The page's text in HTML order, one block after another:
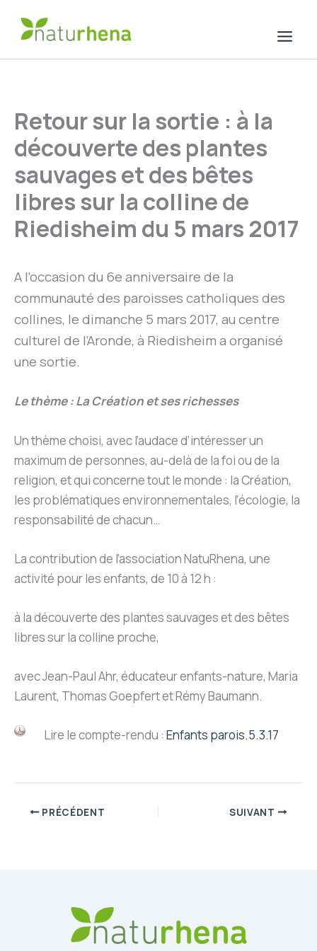
Retour sur la sortie : à la
découverte des plantes
sauvages et des bêtes
libres sur la colline de
Riedisheim du 5 mars 2017
A l’occasion du 6e anniversaire de la
communauté des paroisses catholiques des
collines, le dimanche 5 mars 2017, au centre
culturel de l’Aronde, à Riedisheim a organisé
une sortie.
Le thème : La Création et ses richesses
Un thème choisi, avec l’audace d’intéresser un
maximum de personnes, au-delà de la foi ou de la
religion, et qui concerne tout le monde : la Création,
les problématiques environnementales, l’écologie, la
responsabilité de chacun…
La contribution de l’association NatuRhena, une
activité pour les enfants, de 10 à 12 h :
à la découverte des plantes sauvages et des bêtes
libres sur la colline proche,
avec Jean-Paul Ahr, éducateur enfants-nature, Maria
Laurent, Thomas Goepfert et Rémy Baumann.
Lire le compte-rendu : Enfants parois.5.3.17
PRÉCÉDENT SUIVANT